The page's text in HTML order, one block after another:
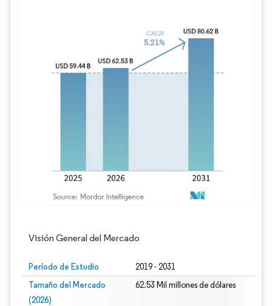
Visión General del Mercado
Período de Estudio 2019 - 2031
Tamaño del Mercado
(2026)
62.53 Mil millones de dólares